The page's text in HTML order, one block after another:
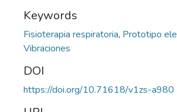
Keywords
Fisioterapia respiratoria, Prototipo
Vibraciones
DOI
https://doi.org/10.71618/v1zs-a980